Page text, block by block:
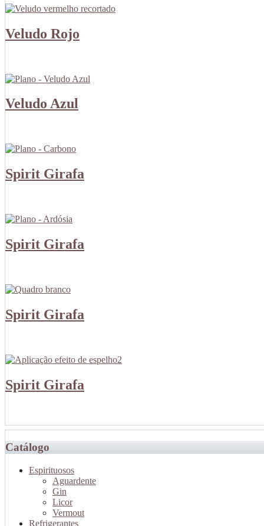
Veludo Rojo
Veludo Azul
Spirit Girafa
Spirit Girafa
Spirit Girafa
Spirit Girafa
Catálogo
Espirituosos
Aguardente
Gin
Licor
Vermout
Refrigerantes